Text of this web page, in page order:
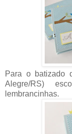
Para o batizado
Alegre/RS)
lembrancinhas.